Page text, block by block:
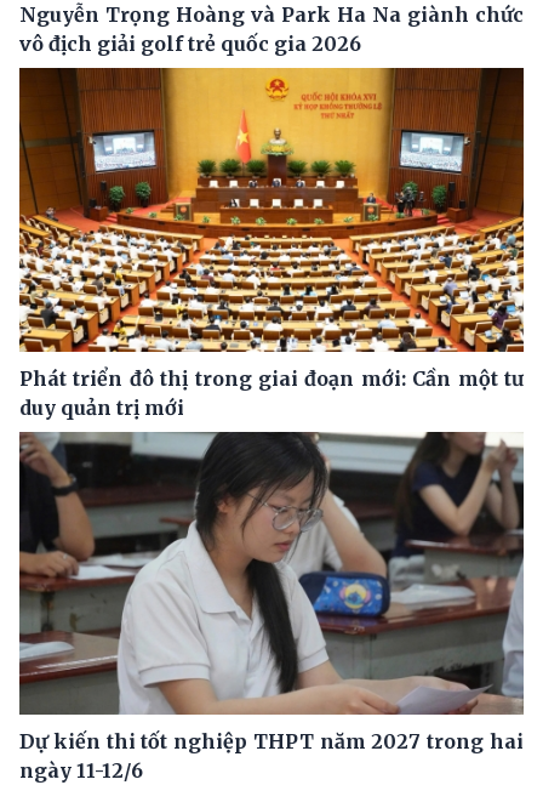
Nguyễn Trọng Hoàng và Park Ha Na giành chức
vô địch giải golf trẻ quốc gia 2026
Phát triển đô thị trong giai đoạn mới: Cần một tư
duy quản trị mới
Dự kiến thi tốt nghiệp THPT năm 2027 trong hai
ngày 11-12/6